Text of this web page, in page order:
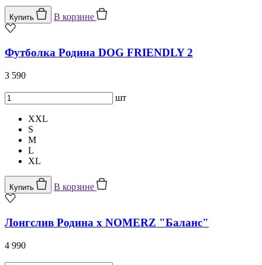
Купить В корзине
Футболка Родина DOG FRIENDLY 2
3 590
шт
XXL
S
M
L
XL
Купить В корзине
Лонгслив Родина х NOMERZ "Баланс"
4 990